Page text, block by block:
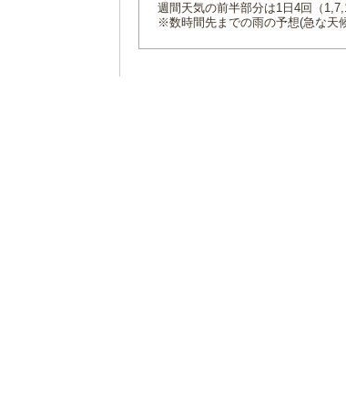
週間天気の前半部分は1日4回（
※数時間先までの雨の予想(急な天